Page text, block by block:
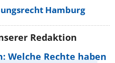
Hamburg
Redaktion
Welche Rechte haben